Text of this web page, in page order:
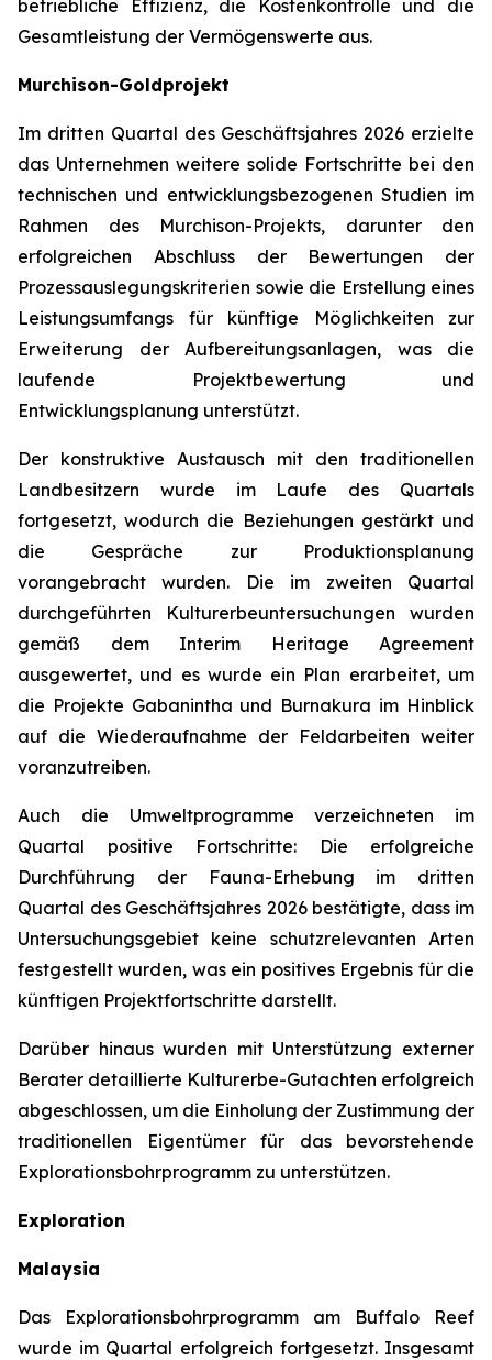
betriebliche Effizienz, die Kostenkontrolle und die
Gesamtleistung der Vermögenswerte aus.
Murchison-Goldprojekt
Im dritten Quartal des Geschäftsjahres 2026 erzielte
das Unternehmen weitere solide Fortschritte bei den
technischen und entwicklungsbezogenen Studien im
Rahmen des Murchison-Projekts, darunter den
erfolgreichen Abschluss der Bewertungen der
Prozessauslegungskriterien sowie die Erstellung eines
Leistungsumfangs für künftige Möglichkeiten zur
Erweiterung der Aufbereitungsanlagen, was die
laufende Projektbewertung und
Entwicklungsplanung unterstützt.
Der konstruktive Austausch mit den traditionellen
Landbesitzern wurde im Laufe des Quartals
fortgesetzt, wodurch die Beziehungen gestärkt und
die Gespräche zur Produktionsplanung
vorangebracht wurden. Die im zweiten Quartal
durchgeführten Kulturerbeuntersuchungen wurden
gemäß dem Interim Heritage Agreement
ausgewertet, und es wurde ein Plan erarbeitet, um
die Projekte Gabanintha und Burnakura im Hinblick
auf die Wiederaufnahme der Feldarbeiten weiter
voranzutreiben.
Auch die Umweltprogramme verzeichneten im
Quartal positive Fortschritte: Die erfolgreiche
Durchführung der Fauna-Erhebung im dritten
Quartal des Geschäftsjahres 2026 bestätigte, dass im
Untersuchungsgebiet keine schutzrelevanten Arten
festgestellt wurden, was ein positives Ergebnis für die
künftigen Projektfortschritte darstellt.
Darüber hinaus wurden mit Unterstützung externer
Berater detaillierte Kulturerbe-Gutachten erfolgreich
abgeschlossen, um die Einholung der Zustimmung der
traditionellen Eigentümer für das bevorstehende
Explorationsbohrprogramm zu unterstützen.
Exploration
Malaysia
Das Explorationsbohrprogramm am Buffalo Reef
wurde im Quartal erfolgreich fortgesetzt. Insgesamt